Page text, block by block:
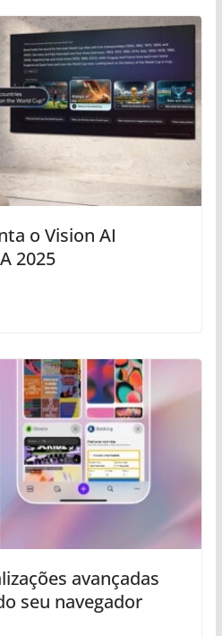
o Vision AI
2025
avançadas
seu navegador